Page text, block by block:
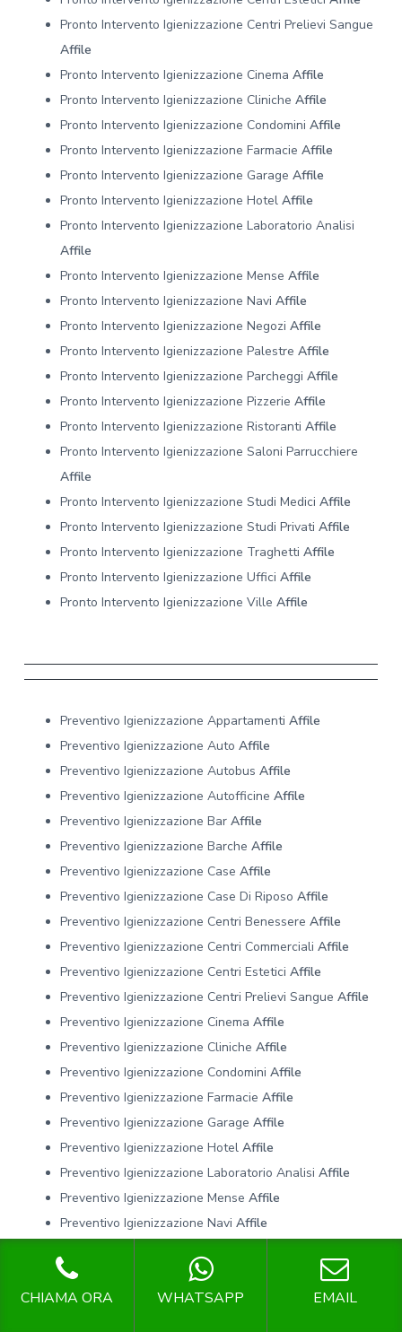
Pronto Intervento Igienizzazione Centri Prelievi Sangue
Affile
Pronto Intervento Igienizzazione Cinema Affile
Pronto Intervento Igienizzazione Cliniche Affile
Pronto Intervento Igienizzazione Condomini Affile
Pronto Intervento Igienizzazione Farmacie Affile
Pronto Intervento Igienizzazione Garage Affile
Pronto Intervento Igienizzazione Hotel Affile
Pronto Intervento Igienizzazione Laboratorio Analisi
Affile
Pronto Intervento Igienizzazione Mense Affile
Pronto Intervento Igienizzazione Navi Affile
Pronto Intervento Igienizzazione Negozi Affile
Pronto Intervento Igienizzazione Palestre Affile
Pronto Intervento Igienizzazione Parcheggi Affile
Pronto Intervento Igienizzazione Pizzerie Affile
Pronto Intervento Igienizzazione Ristoranti Affile
Pronto Intervento Igienizzazione Saloni Parrucchiere
Affile
Pronto Intervento Igienizzazione Studi Medici Affile
Pronto Intervento Igienizzazione Studi Privati Affile
Pronto Intervento Igienizzazione Traghetti Affile
Pronto Intervento Igienizzazione Uffici Affile
Pronto Intervento Igienizzazione Ville Affile
Preventivo Igienizzazione Appartamenti Affile
Preventivo Igienizzazione Auto Affile
Preventivo Igienizzazione Autobus Affile
Preventivo Igienizzazione Autofficine Affile
Preventivo Igienizzazione Bar Affile
Preventivo Igienizzazione Barche Affile
Preventivo Igienizzazione Case Affile
Preventivo Igienizzazione Case Di Riposo Affile
Preventivo Igienizzazione Centri Benessere Affile
Preventivo Igienizzazione Centri Commerciali Affile
Preventivo Igienizzazione Centri Estetici Affile
Preventivo Igienizzazione Centri Prelievi Sangue Affile
Preventivo Igienizzazione Cinema Affile
Preventivo Igienizzazione Cliniche Affile
Preventivo Igienizzazione Condomini Affile
Preventivo Igienizzazione Farmacie Affile
Preventivo Igienizzazione Garage Affile
Preventivo Igienizzazione Hotel Affile
Preventivo Igienizzazione Laboratorio Analisi Affile
Preventivo Igienizzazione Mense Affile
Preventivo Igienizzazione Navi Affile
Preventivo Igienizzazione Palestre
Preventivo Igienizzazione Parcheggi
CHIAMA ORA WHATSAPP EMAIL